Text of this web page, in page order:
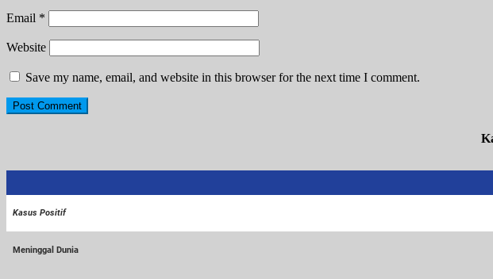
Email *
Website
Save my name, email, and website in this browser for the next time I comment.